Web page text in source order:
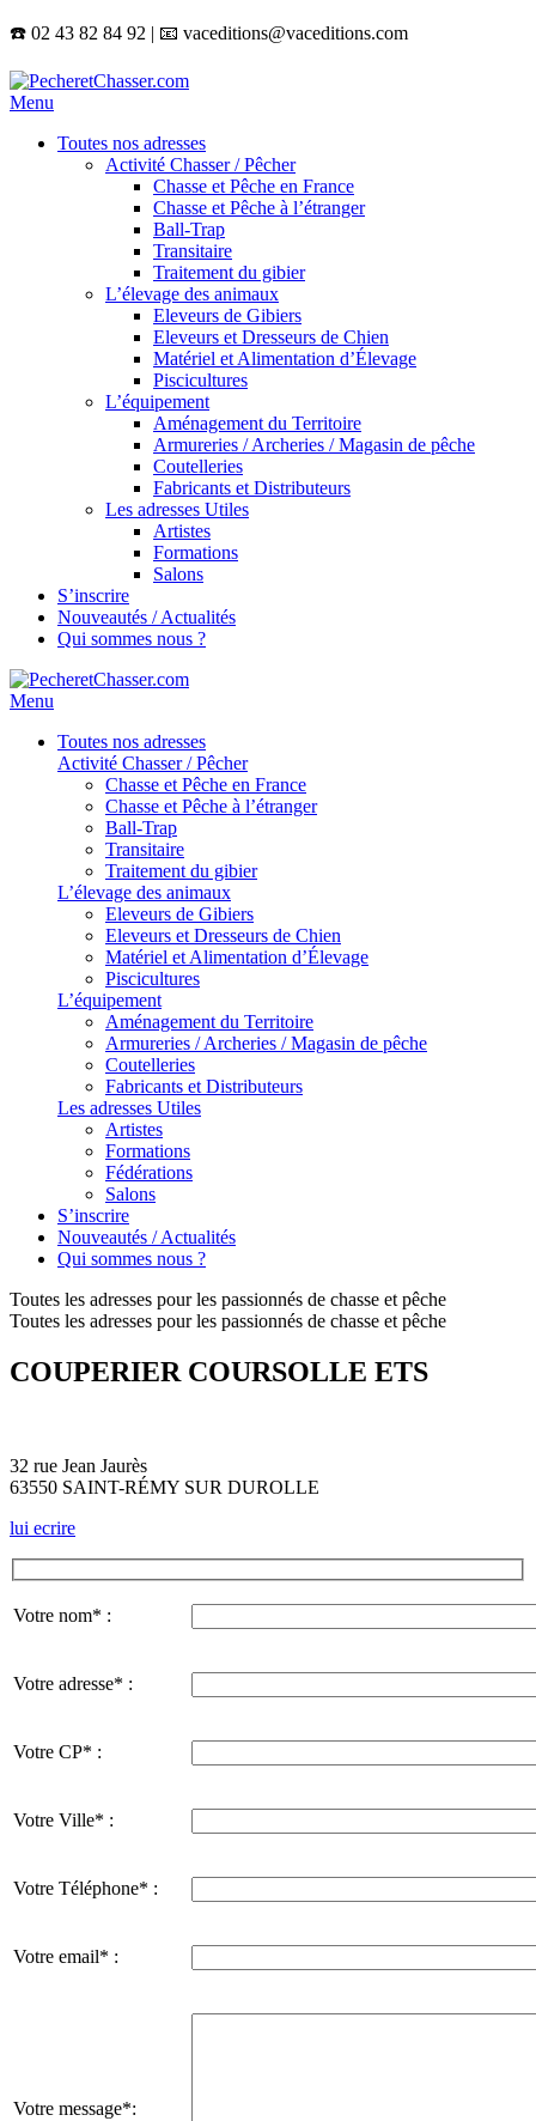
☎️ 02 43 82 84 92 | 📧 vaceditions@vaceditions.com
Menu
Toutes nos adresses
Activité Chasser / Pêcher
Chasse et Pêche en France
Chasse et Pêche à l’étranger
Ball-Trap
Transitaire
Traitement du gibier
L’élevage des animaux
Eleveurs de Gibiers
Eleveurs et Dresseurs de Chien
Matériel et Alimentation d’Élevage
Piscicultures
L’équipement
Aménagement du Territoire
Armureries / Archeries / Magasin de pêche
Coutelleries
Fabricants et Distributeurs
Les adresses Utiles
Artistes
Formations
Salons
S’inscrire
Nouveautés / Actualités
Qui sommes nous ?
Menu
Toutes nos adresses
Activité Chasser / Pêcher
Chasse et Pêche en France
Chasse et Pêche à l’étranger
Ball-Trap
Transitaire
Traitement du gibier
L’élevage des animaux
Eleveurs de Gibiers
Eleveurs et Dresseurs de Chien
Matériel et Alimentation d’Élevage
Piscicultures
L’équipement
Aménagement du Territoire
Armureries / Archeries / Magasin de pêche
Coutelleries
Fabricants et Distributeurs
Les adresses Utiles
Artistes
Formations
Fédérations
Salons
S’inscrire
Nouveautés / Actualités
Qui sommes nous ?
Toutes les adresses pour les passionnés de chasse et pêche
Toutes les adresses pour les passionnés de chasse et pêche
COUPERIER COURSOLLE ETS
32 rue Jean Jaurès
63550 SAINT-RÉMY SUR DUROLLE
lui ecrire
Votre nom* :
Votre adresse* :
Votre CP* :
Votre Ville* :
Votre Téléphone* :
Votre email* :
Votre message*: